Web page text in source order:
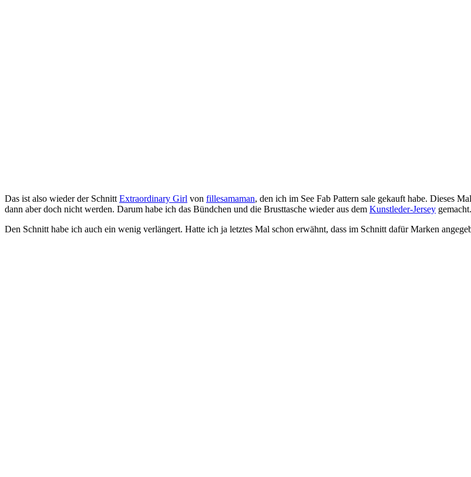
Das ist also wieder der Schnitt Extraordinary Girl von fillesamaman, den ich im See Fab Pattern sale gekauft habe. Dieses
dann aber doch nicht werden. Darum habe ich das Bündchen und die Brusttasche wieder aus dem Kunstleder-Jersey gemacht.
Den Schnitt habe ich auch ein wenig verlängert. Hatte ich ja letztes Mal schon erwähnt, dass im Schnitt dafür Marken